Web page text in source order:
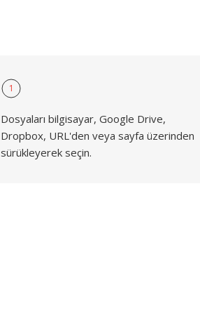
1
Dosyaları bilgisayar, Google Drive,
Dropbox, URL'den veya sayfa üzerinden
sürükleyerek seçin.